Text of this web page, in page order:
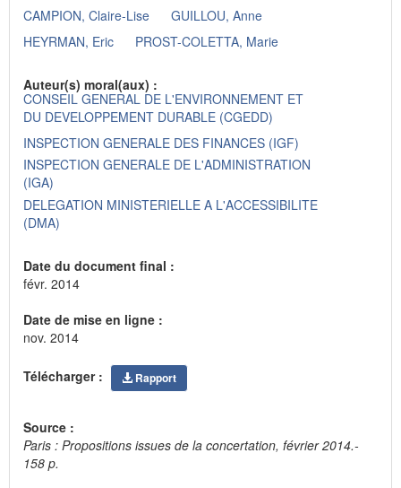
CAMPION, Claire-Lise
GUILLOU, Anne
HEYRMAN, Eric
PROST-COLETTA, Marie
Auteur(s) moral(aux) :
CONSEIL GENERAL DE L'ENVIRONNEMENT ET
DU DEVELOPPEMENT DURABLE (CGEDD)
INSPECTION GENERALE DES FINANCES (IGF)
INSPECTION GENERALE DE L'ADMINISTRATION
(IGA)
DELEGATION MINISTERIELLE A L'ACCESSIBILITE
(DMA)
Date du document final :
févr. 2014
Date de mise en ligne :
nov. 2014
Télécharger : Rapport
Source :
Paris : Propositions issues de la concertation, février 2014.-
158 p.